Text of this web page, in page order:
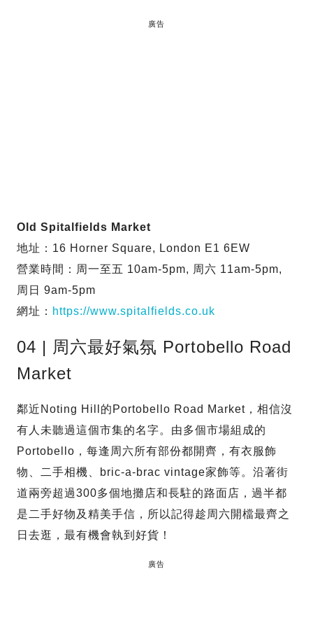
廣告
Old Spitalfields Market
地址：16 Horner Square, London E1 6EW
營業時間：周一至五 10am-5pm, 周六 11am-5pm,
周日 9am-5pm
網址： https://www.spitalfields.co.uk
04 | 周六最好氣氛 Portobello Road
Market
鄰近Noting Hill的Portobello Road Market，相信沒
有人未聽過這個市集的名字。由多個市場組成的
Portobello，每逢周六所有部份都開齊，有衣服飾
物、二手相機、bric-a-brac vintage家飾等。沿著街
道兩旁超過300多個地攤店和長駐的路面店，過半都
是二手好物及精美手信，所以記得趁周六開檔最齊之
日去逛，最有機會執到好貨！
廣告